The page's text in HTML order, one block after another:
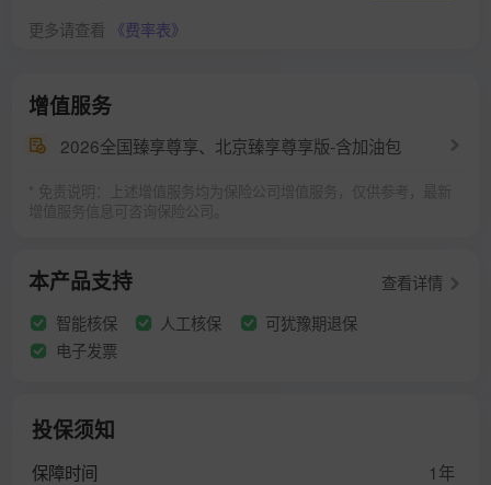
更多请查看 《费率表》
增值服务
2026全国臻享尊享、北京臻享尊享版-含加油包
本产品支持
查看详情
智能核保
人工核保
可犹豫期退保
电子发票
投保须知
保障时间
1年